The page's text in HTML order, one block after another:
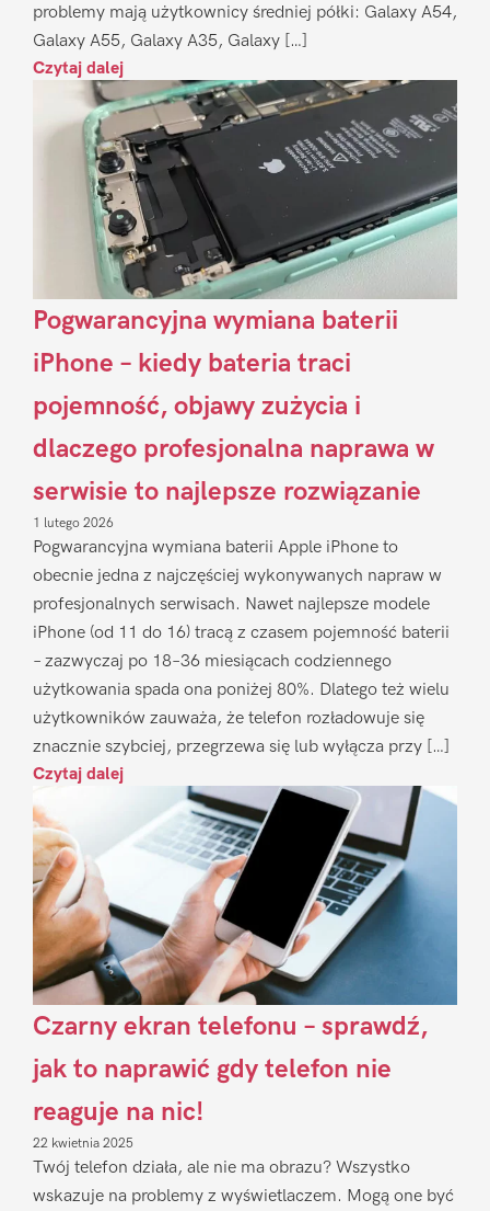
problemy mają użytkownicy średniej półki: Galaxy A54,
Galaxy A55, Galaxy A35, Galaxy […]
Czytaj dalej
Pogwarancyjna wymiana baterii
iPhone – kiedy bateria traci
pojemność, objawy zużycia i
dlaczego profesjonalna naprawa w
serwisie to najlepsze rozwiązanie
1 lutego 2026
Pogwarancyjna wymiana baterii Apple iPhone to
obecnie jedna z najczęściej wykonywanych napraw w
profesjonalnych serwisach. Nawet najlepsze modele
iPhone (od 11 do 16) tracą z czasem pojemność baterii
– zazwyczaj po 18–36 miesiącach codziennego
użytkowania spada ona poniżej 80%. Dlatego też wielu
użytkowników zauważa, że telefon rozładowuje się
znacznie szybciej, przegrzewa się lub wyłącza przy […]
Czytaj dalej
Czarny ekran telefonu – sprawdź,
jak to naprawić gdy telefon nie
reaguje na nic!
22 kwietnia 2025
Twój telefon działa, ale nie ma obrazu? Wszystko
wskazuje na problemy z wyświetlaczem. Mogą one być